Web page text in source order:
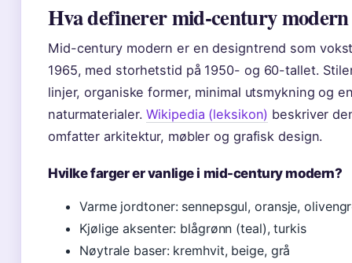
Hva definerer mid-century
Mid-century modern er en designtrend som
1965, med storhetstid på 1950- og 60-tallet.
linjer, organiske former, minimal utsmykning og
naturmaterialer.Wikipedia (leksikon) beskriver
omfatter arkitektur, møbler og grafisk design.
Hvilke farger er vanlige i mid-century modern?
Varme jordtoner: sennepsgul, oransje,
Kjølige aksenter: blågrønn (teal), turkis
Nøytrale baser: kremhvit, beige, grå